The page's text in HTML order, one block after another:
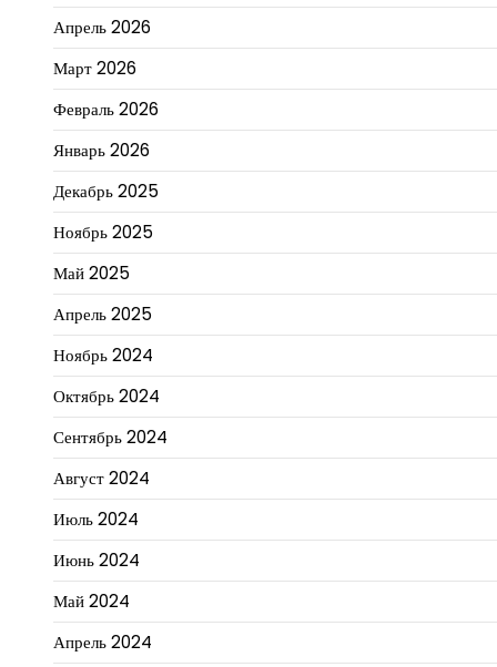
Апрель 2026
Март 2026
Февраль 2026
Январь 2026
Декабрь 2025
Ноябрь 2025
Май 2025
Апрель 2025
Ноябрь 2024
Октябрь 2024
Сентябрь 2024
Август 2024
Июль 2024
Июнь 2024
Май 2024
Апрель 2024